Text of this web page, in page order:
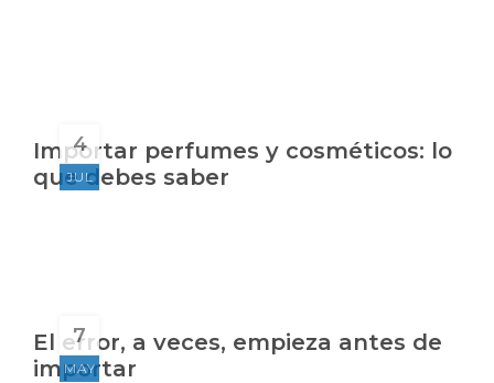
4
JUL
Importar perfumes y cosméticos: lo
que debes saber
7
MAY
El error, a veces, empieza antes de
importar